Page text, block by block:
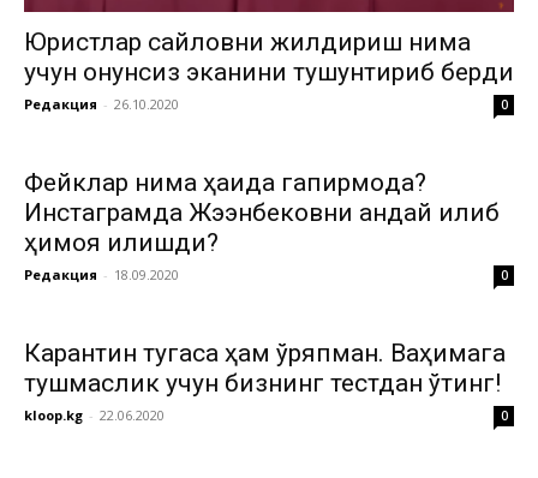
Юристлар сайловни жилдириш нима
учун қонунсиз эканини тушунтириб берди
Редакция - 26.10.2020 0
Фейклар нима ҳақида гапирмоқда?
Инстаграмда Жээнбековни қандай қилиб
ҳимоя қилишди?
Редакция - 18.09.2020 0
Карантин тугаса ҳам қўрқяпман. Ваҳимага
тушмаслик учун бизнинг тестдан ўтинг!
kloop.kg - 22.06.2020 0